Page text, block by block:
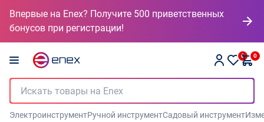
Впервые на Enex? Получите 500 приветственных
бонусов при регистрации!
0 0
ЭлектроинструментРучной инструментСадовый инструмент